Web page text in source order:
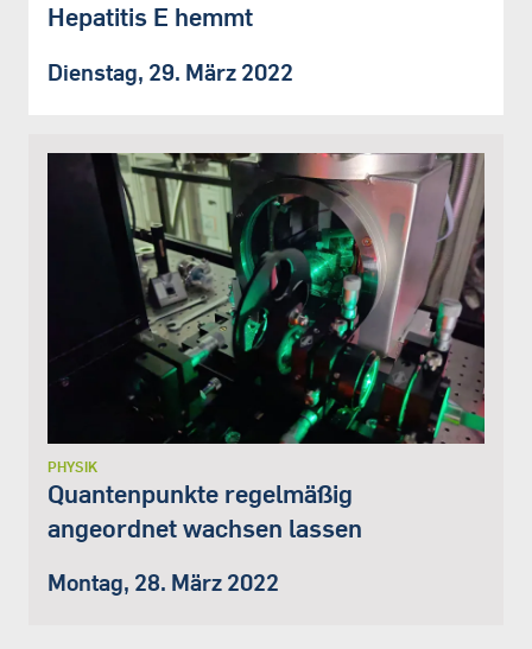
Hepatitis E hemmt
Dienstag, 29. März 2022
PHYSIK
Quantenpunkte regelmäßig
angeordnet wachsen lassen
Montag, 28. März 2022